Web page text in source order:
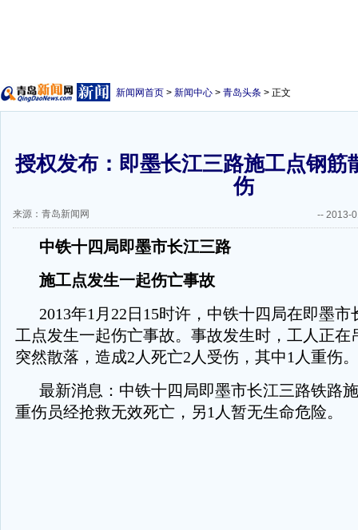
新闻网首页 > 新闻中心 > 青岛头条 > 正文
授权发布：即墨长江三路施工点钢筋
伤
来源：青岛新闻网 -- 2013-
中铁十四局即墨市长江三路
施工点发生一起伤亡事故
2013年1月22日15时许，中铁十四局在即墨
工点发生一起伤亡事故。事故发生时，工人正在
突然散落，造成2人死亡2人受伤，其中1人重伤。
最新消息：中铁十四局即墨市长江三路铁路
重伤员经抢救无效死亡，另1人暂无生命危险。